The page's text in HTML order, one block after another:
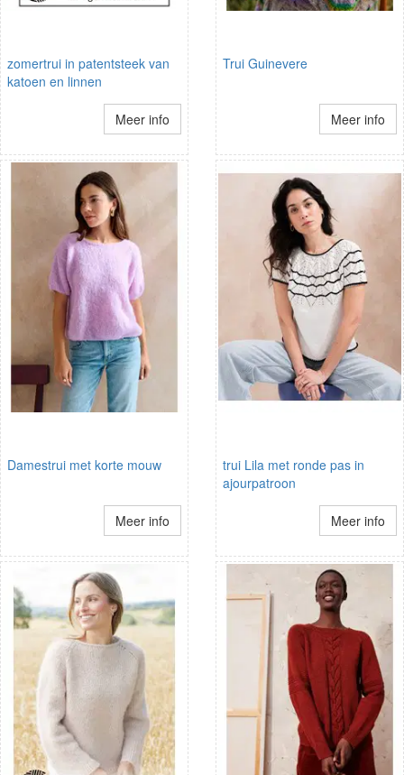
zomertrui in patentsteek van
katoen en linnen
Meer info
Trui Guinevere
Meer info
Damestrui met korte mouw
Meer info
trui Lila met ronde pas in
ajourpatroon
Meer info